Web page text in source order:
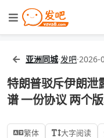
亚洲同城·发吧·2026-
特朗普驳斥伊朗泄
谱 一份协议 两个
繁体 大字阅读